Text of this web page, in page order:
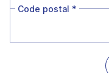
Code postal *